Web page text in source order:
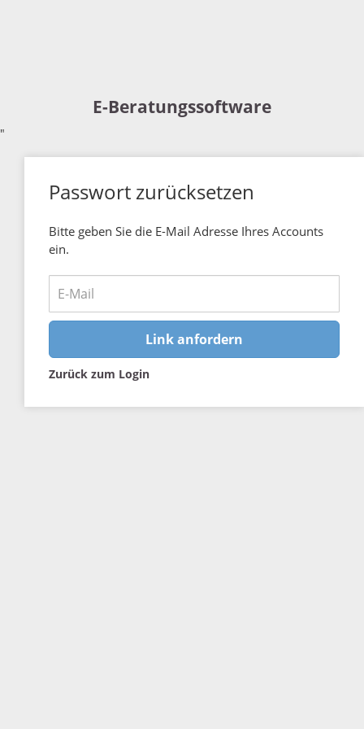
E-Beratungssoftware
Passwort zurücksetzen
Bitte geben Sie die E-Mail Adresse Ihres Accounts
ein.
Link anfordern
Zurück zum Login
"